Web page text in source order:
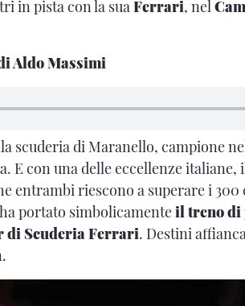
in pista con la suaFerrari, nel
Aldo Massimi
scuderia di Maranello, campione
E con una delle eccellenze italiane,
entrambi riescono a superare i
portato simbolicamenteil treno di
di Scuderia Ferrari. Destini